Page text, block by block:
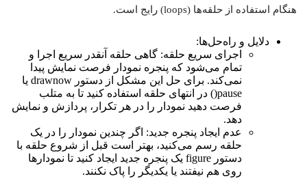
هنگام استفاده از حلقه‌ها (loops) رایج است.
دلایل و راه‌حل‌ها:
اجرای سریع حلقه: گاهی حلقه آنقدر سریع اجرا و
تمام می‌شود که پنجره نمودار فرصت نمایش پیدا
نمی‌کند. برای حل این مشکل از دستور drawnow یا
pause() در انتهای حلقه استفاده کنید تا به متلب
فرصت دهید نمودار را در هر تکرار، پردازش و نمایش
دهد.
عدم ایجاد پنجره جدید: اگر چندین نمودار را در یک
حلقه رسم می‌کنید، بهتر است قبل از شروع حلقه با
دستور figure یک پنجره جدید ایجاد کنید تا نمودارها
روی هم نیفتند یا یکدیگر را پاک نکنند.